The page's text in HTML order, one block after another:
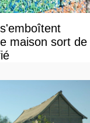
maison sort de